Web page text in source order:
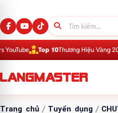
Top 10Thương Hiệu Vàng 2021
Trang chủ / Tuyển dụng/